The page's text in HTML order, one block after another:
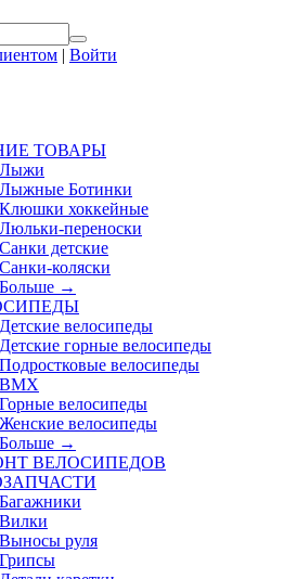
| Войти
ТОВАРЫ
Лыжи
Лыжные Ботинки
Клюшки хоккейные
Люльки-переноски
Санки детские
Санки-коляски
Больше →
Детские велосипеды
Детские горные велосипеды
Подростковые велосипеды
BMX
Горные велосипеды
Женские велосипеды
Больше →
ВЕЛОСИПЕДОВ
Багажники
Вилки
Выносы руля
Грипсы